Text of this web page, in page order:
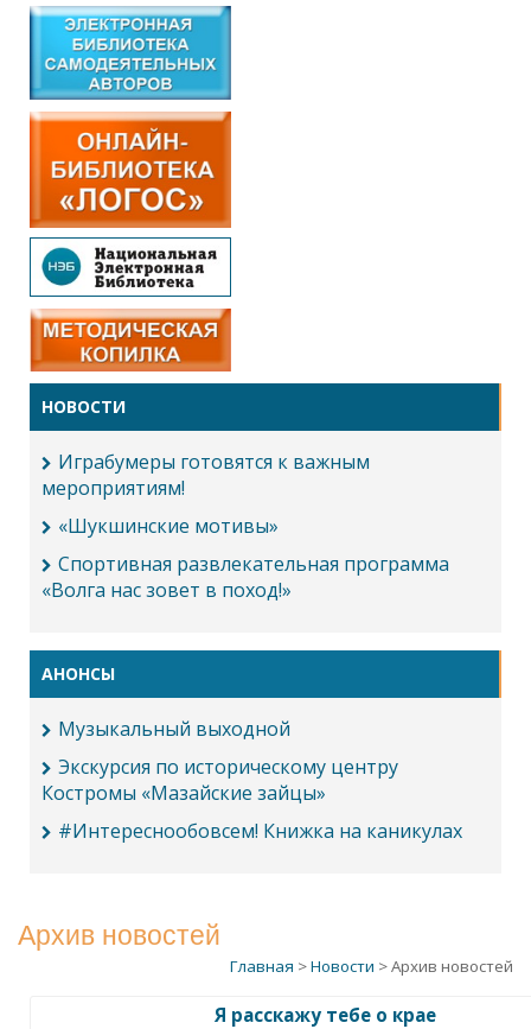
НОВОСТИ
Играбумеры готовятся к важным
мероприятиям!
«Шукшинские мотивы»
Спортивная развлекательная программа
«Волга нас зовет в поход!»
АНОНСЫ
Музыкальный выходной
Экскурсия по историческому центру
Костромы «Мазайские зайцы»
#Интереснообовсем! Книжка на каникулах
Архив новостей
Главная >Новости > Архив новостей
Я расскажу тебе о крае